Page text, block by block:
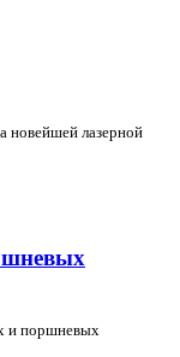
новейшей лазерной
и поршневых